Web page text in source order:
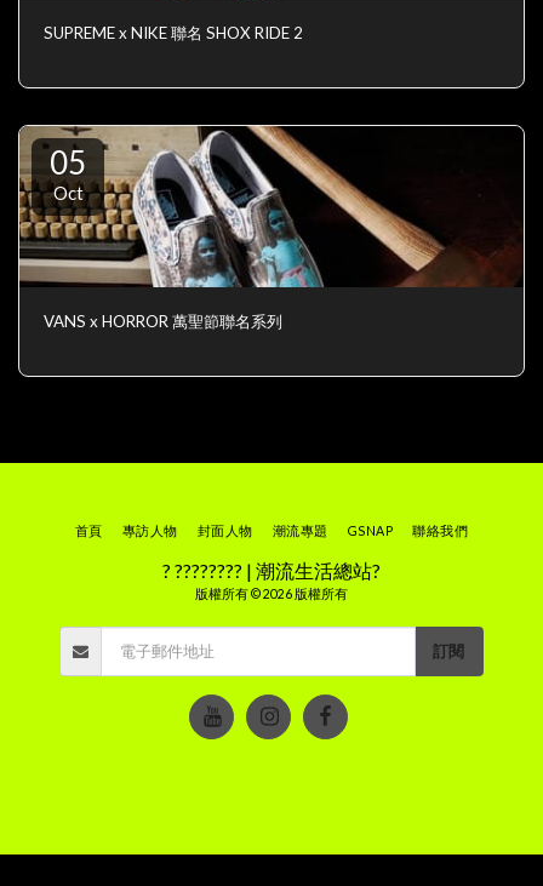
SUPREME x NIKE 聯名 SHOX RIDE 2
05
Oct
VANS x HORROR 萬聖節聯名系列
? ???????? | 潮流生活總站?
版權所有 © 2026 版權所有
首頁 專訪人物 封面人物 潮流專題 GSNAP 聯絡我們
訂閱